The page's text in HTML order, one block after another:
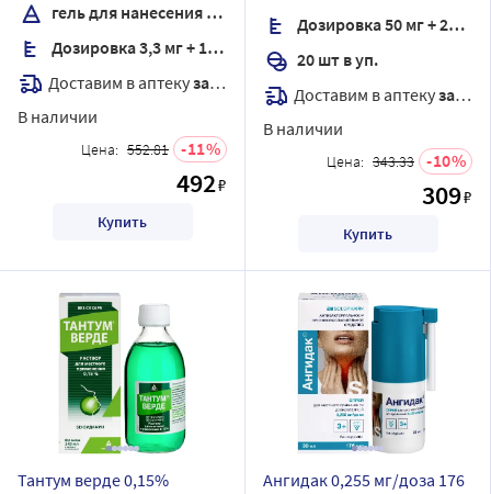
гель для нанесения на десны
Дозировка 3,3 мг + 1,0 мг/г
Доставим в аптекузавтра
В наличии
Цена: 552.81 11
492₽
Купить
Дозировка 50 мг + 220 мг + 325 мг
20 шт в уп.
Доставим в аптекузавтра
В наличии
Цена: 343.33 10
309₽
Купить
Тантум верде 0,15%
Ангидак 0,255 мг/доза 176